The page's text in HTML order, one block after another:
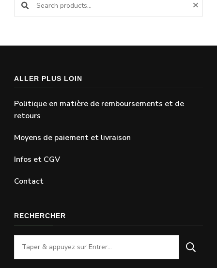
ALLER PLUS LOIN
Politique en matière de remboursements et de
retours
Moyens de paiement et livraison
Infos et CGV
Contact
RECHERCHER
Vous
recherchiez